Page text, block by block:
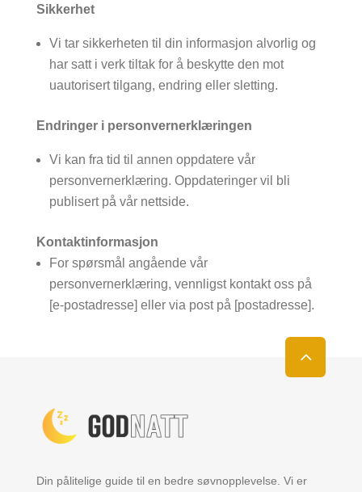
Sikkerhet
Vi tar sikkerheten til din informasjon alvorlig og
har satt i verk tiltak for å beskytte den mot
uautorisert tilgang, endring eller sletting.
Endringer i personvernerklæringen
Vi kan fra tid til annen oppdatere vår
personvernerklæring. Oppdateringer vil bli
publisert på vår nettside.
Kontaktinformasjon
For spørsmål angående vår
personvernerklæring, vennligst kontakt oss på
[e-postadresse] eller via post på [postadresse].
Din pålitelige guide til en bedre søvnopplevelse. Vi er